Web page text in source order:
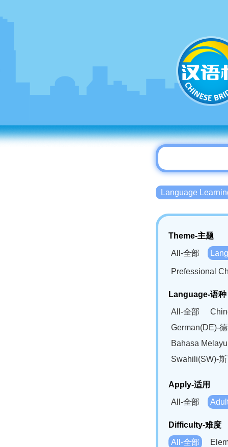
Language
Theme-主题
All-全部
Prefessional
Language-语种
All-全部
German(DE)-
Bahasa
Swahili(SW)-
Apply-适用
All-全部
Difficulty-难度
All-全部